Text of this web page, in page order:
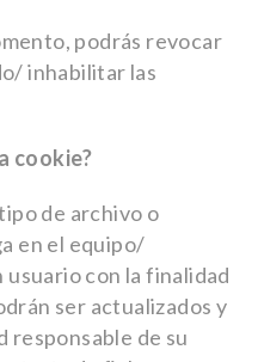
podrás revocar
inhabilitar las
cookie?
de archivo o
en el equipo/
con la finalidad
ser actualizados y
responsable de su